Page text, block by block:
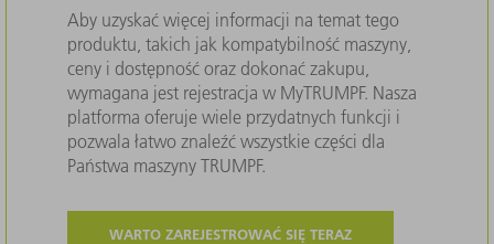
Aby uzyskać więcej informacji na temat tego
produktu, takich jak kompatybilność maszyny,
ceny i dostępność oraz dokonać zakupu,
wymagana jest rejestracja w MyTRUMPF. Nasza
platforma oferuje wiele przydatnych funkcji i
pozwala łatwo znaleźć wszystkie części dla
Państwa maszyny TRUMPF.
WARTO ZAREJESTROWAĆ SIĘ TERAZ